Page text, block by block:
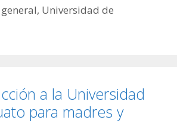
, Universidad de
a la Universidad
para madres y